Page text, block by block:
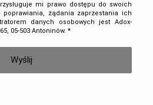
mi prawo dostępu do swoich
żądania zaprzestania ich
danych osobowych jest Adox-
05-503 Antoninów. *